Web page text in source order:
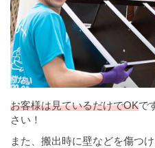
お客様は見ているだけでOKで
さい！
また、搬出時に壁などを傷つ